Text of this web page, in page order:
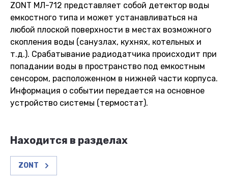
ZONT МЛ-712 представляет собой детектор воды
емкостного типа и может устанавливаться на
любой плоской поверхности в местах возможного
скопления воды (санузлах, кухнях, котельных и
т.д.). Срабатывание радиодатчика происходит при
попадании воды в пространство под емкостным
сенсором, расположенном в нижней части корпуса.
Информация о событии передается на основное
устройство системы (термостат).
Находится в разделах
ZONT